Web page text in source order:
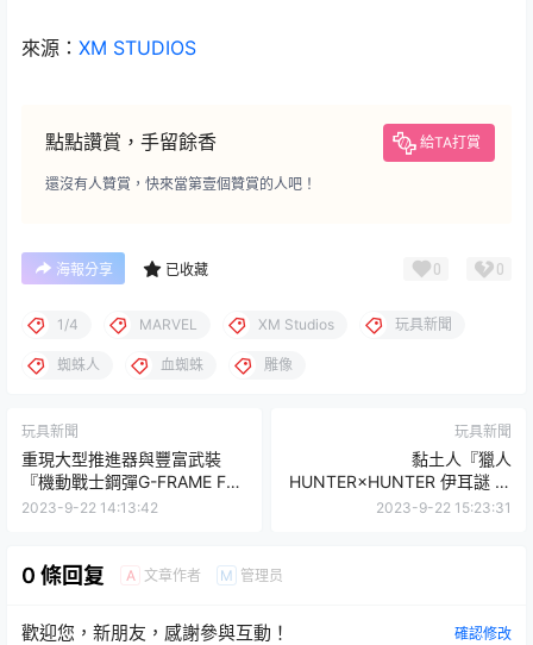
來源： XM STUDIOS
點點讚賞，手留餘香 給TA打賞
還沒有人贊賞，快來當第壹個贊賞的人吧！
海報分享 已收藏 0 0
1/4 MARVEL XM Studios 玩具新聞
蜘蛛人 血蜘蛛 雕像
玩具新聞
重現大型推進器與豐富武裝
『機動戰士鋼彈G-FRAME FA
高機動型肯普法』手機遊戲原
2023-9-22 14:13:42
玩具新聞
黏土人『獵人
HUNTER×HUNTER 伊耳謎 』
招牌無表情與大笑顏藝超反
2023-9-22 15:23:31
0 條回复 A 文章作者 M 管理员
歡迎您，新朋友，感謝參與互動！ 確認修改